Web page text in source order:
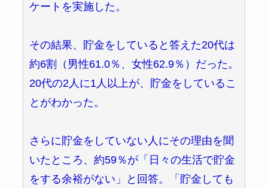
ケートを実施した。
その結果、貯金をしていると答えた20代は
約6割（男性61.0％、女性62.9％）だった。
20代の2人に1人以上が、貯金をしているこ
とがわかった。
さらに貯金をしていない人にその理由を聞
いたところ、約59％が「日々の生活で貯金
をする余裕がない」と回答。「貯金しても